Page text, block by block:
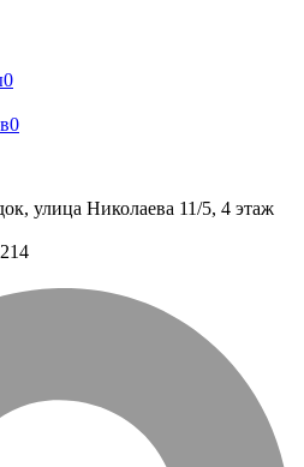
0
0
улица Николаева 11/5, 4 этаж